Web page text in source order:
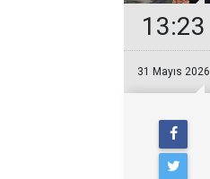
13:23
31 Mayıs 2026